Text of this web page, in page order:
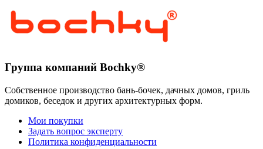
товара.
Группа компаний Bochky®
Собственное производство бань-бочек, дачных домов, гриль
домиков, беседок и других архитектурных форм.
Мои покупки
Задать вопрос эксперту
Политика конфиденциальности